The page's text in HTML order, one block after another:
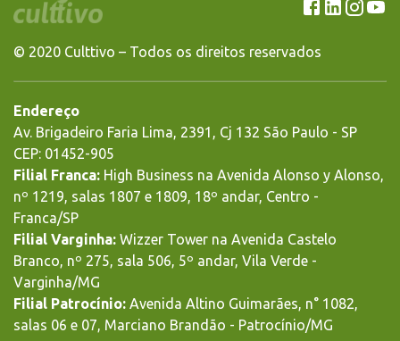
© 2020 Culttivo – Todos os direitos reservados
Endereço
Av. Brigadeiro Faria Lima, 2391, Cj 132 São Paulo - SP
CEP: 01452-905
Filial Franca: High Business na Avenida Alonso y Alonso,
nº 1219, salas 1807 e 1809, 18º andar, Centro -
Franca/SP
Filial Varginha: Wizzer Tower na Avenida Castelo
Branco, nº 275, sala 506, 5º andar, Vila Verde -
Varginha/MG
Filial Patrocínio: Avenida Altino Guimarães, n° 1082,
salas 06 e 07, Marciano Brandão - Patrocínio/MG